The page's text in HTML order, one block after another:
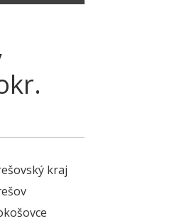
kraj